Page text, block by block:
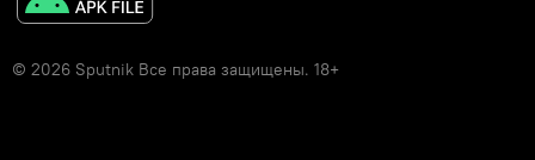
© 2026 Sputnik Все права защищены. 18+